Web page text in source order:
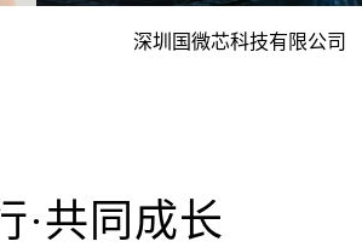
- 国际竞争力企业 自主技术优势
深圳国微芯科技有限公司
·共同成长